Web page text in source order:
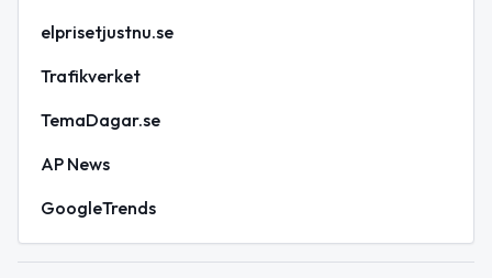
elprisetjustnu.se
Trafikverket
TemaDagar.se
AP News
GoogleTrends